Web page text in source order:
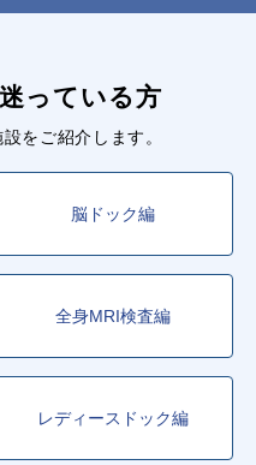
っている方
をご紹介します。
脳ドック編
全身MRI検査編
レディースドック編